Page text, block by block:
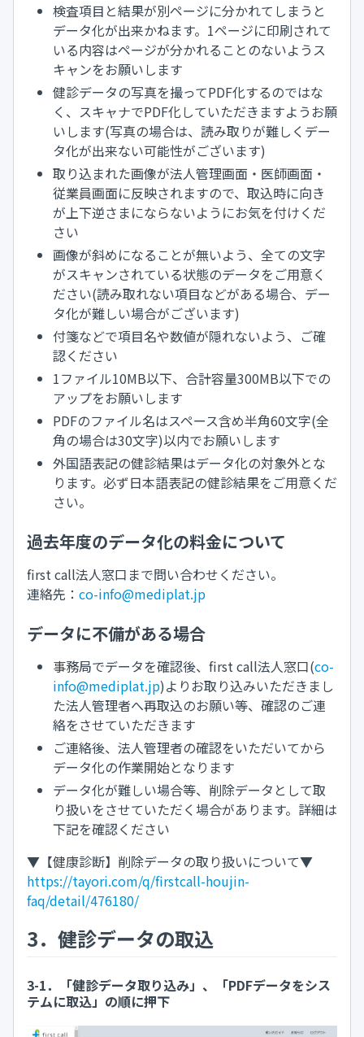
検査項目と結果が別ページに分かれてしまうと
データ化が出来かねます。1ページに印刷されて
いる内容はページが分かれることのないようス
キャンをお願いします
健診データの写真を撮ってPDF化するのではな
く、スキャナでPDF化していただきますようお願
いします(写真の場合は、読み取りが難しくデー
タ化が出来ない可能性がございます)
取り込まれた画像が法人管理画面・医師画面・
従業員画面に反映されますので、取込時に向き
が上下逆さまにならないようにお気を付けくだ
さい
画像が斜めになることが無いよう、全ての文字
がスキャンされている状態のデータをご用意く
ださい(読み取れない項目などがある場合、デー
タ化が難しい場合がございます)
付箋などで項目名や数値が隠れないよう、ご確
認ください
1ファイル10MB以下、合計容量300MB以下での
アップをお願いします
PDFのファイル名はスペース含め半角60文字(全
角の場合は30文字)以内でお願いします
外国語表記の健診結果はデータ化の対象外とな
ります。必ず日本語表記の健診結果をご用意くだ
さい。
過去年度のデータ化の料金について
first call法人窓口まで問い合わせください。
連絡先： co-info@mediplat.jp
データに不備がある場合
事務局でデータを確認後、first call法人窓口(co-
info@mediplat.jp)よりお取り込みいただきまし
た法人管理者へ再取込のお願い等、確認のご連
絡をさせていただきます
ご連絡後、法人管理者の確認をいただいてから
データ化の作業開始となります
データ化が難しい場合等、削除データとして取
り扱いをさせていただく場合があります。詳細は
下記を確認ください
▼【健康診断】削除データの取り扱いについて▼
https://tayori.com/q/firstcall-houjin-
faq/detail/476180/
3．健診データの取込
3-1．「健診データ取り込み」、「PDFデータをシス
テムに取込」の順に押下